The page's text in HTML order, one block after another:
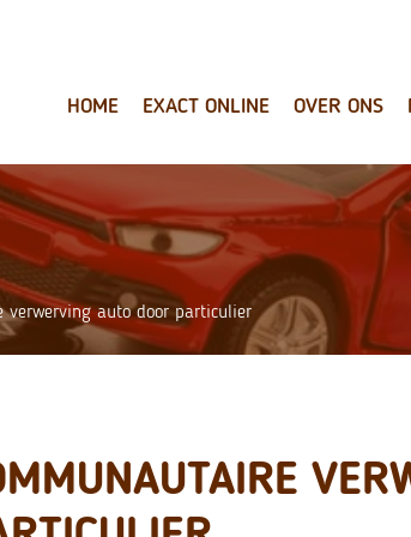
HOME EXACT ONLINE OVER ONS
verwerving auto door particulier